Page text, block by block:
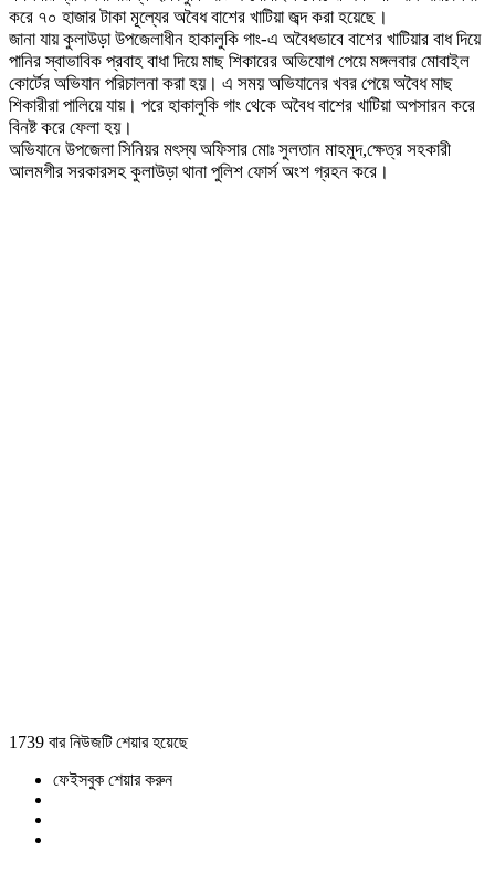
করে ৭০ হাজার টাকা মূল্যের অবৈধ বাশের খাটিয়া জব্দ করা হয়েছে।
জানা যায় কুলাউড়া উপজেলাধীন হাকালুকি গাং-এ অবৈধভাবে বাশের খাটিয়ার বাধ দিয়ে
পানির স্বাভাবিক প্রবাহ বাধা দিয়ে মাছ শিকারের অভিযোগ পেয়ে মঙ্গলবার মোবাইল
কোর্টের অভিযান পরিচালনা করা হয়। এ সময় অভিযানের খবর পেয়ে অবৈধ মাছ
শিকারীরা পালিয়ে যায়। পরে হাকালুকি গাং থেকে অবৈধ বাশের খাটিয়া অপসারন করে
বিনষ্ট করে ফেলা হয়।
অভিযানে উপজেলা সিনিয়র মৎস্য অফিসার মোঃ সুলতান মাহমুদ,ক্ষেত্র সহকারী
আলমগীর সরকারসহ কুলাউড়া থানা পুলিশ ফোর্স অংশ গ্রহন করে।
1739 বার নিউজটি শেয়ার হয়েছে
ফেইসবুক শেয়ার করুন